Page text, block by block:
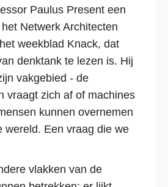
Paulus Present een
Netwerk Architecten
weekblad Knack, dat
denktank te lezen is. Hij
vakgebied - de
vraagt zich af of machines
kunnen overnemen
wereld. Een vraag die we
vlakken van de